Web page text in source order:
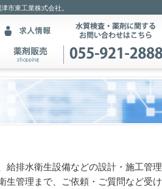
市東工業株式会社。
給排水衛生設備などの設計・施工管理
生管理まで、ご依頼・ご質問など受け